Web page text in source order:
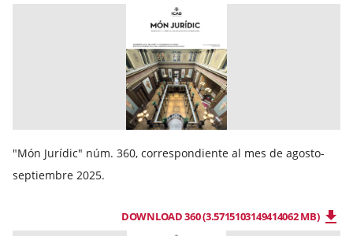
"Món Jurídic" núm. 360, correspondiente al mes de agosto-
septiembre 2025.
DOWNLOAD 360 (3.5715103149414062 MB)